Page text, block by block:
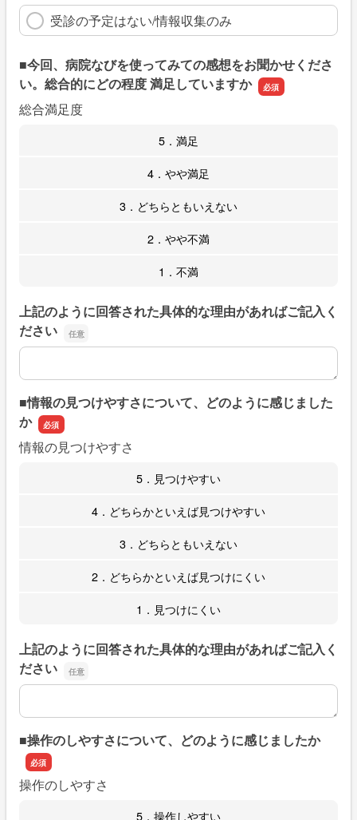
受診の予定はない/情報収集のみ
■今回、病院なびを使ってみての感想をお聞かせくださ
い。総合的にどの程度 満足していますか
総合満足度
5．満足
4．やや満足
3．どちらともいえない
2．やや不満
1．不満
上記のように回答された具体的な理由があればご記入く
ださい
上記のように回答された具体的な理由があればご記入くだ
■情報の見つけやすさについて、どのように感じました
か
情報の見つけやすさ
5．見つけやすい
4．どちらかといえば見つけやすい
3．どちらともいえない
2．どちらかといえば見つけにくい
1．見つけにくい
上記のように回答された具体的な理由があればご記入く
ださい
上記のように回答された具体的な理由があればご記入くだ
■操作のしやすさについて、どのように感じましたか
操作のしやすさ
5．操作しやすい